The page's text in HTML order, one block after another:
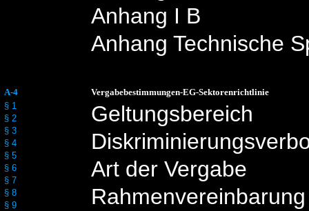
Anhang I B
Anhang Technische
A-4 Vergabebestimmungen-EG-Sektorenrichtlinie
§ 1
§ 2
§ 3
§ 4
§ 5
§ 6
§ 7
§ 8
§ 9
Geltungsbereich
Art der Vergabe
Rahmenvereinbarung